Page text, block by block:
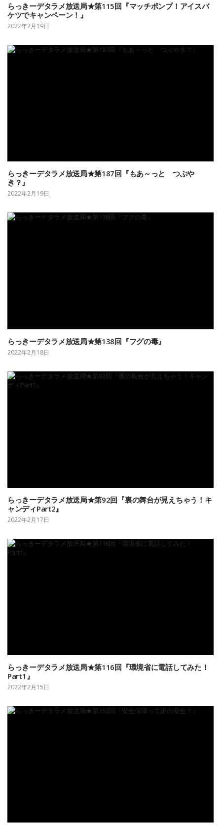
らっきーデタラメ放送局★第115回『マッチポンプ！アイスバ
ケツでキャンペーン！』
2022年2月19日
らっきーデタラメ放送局★第187回『もあ～っと つぶや
き？』
2022年2月19日
らっきーデタラメ放送局★第138回『フグの毒』
2022年2月18日
らっきーデタラメ放送局★第92回『裏の舞台が見えちゃう！キ
ャンディPart2』
2022年2月17日
らっきーデタラメ放送局★第116回『環境省に電話してみた！
Part1』
2022年2月15日